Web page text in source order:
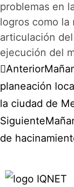
problemas en
logros como la
articulación
ejecución del
Anterior
planeación
la ciudad de
Siguiente
de